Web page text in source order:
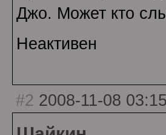
Джо. Может кто
Неактивен
#2 2008-11-08